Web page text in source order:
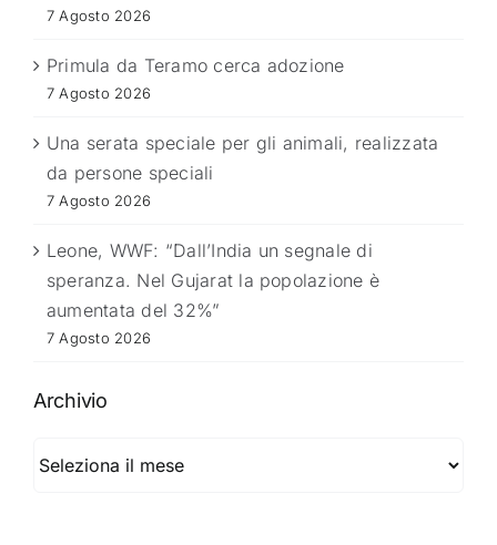
7 Agosto 2026
Primula da Teramo cerca adozione
7 Agosto 2026
Una serata speciale per gli animali, realizzata
da persone speciali
7 Agosto 2026
Leone, WWF: “Dall’India un segnale di
speranza. Nel Gujarat la popolazione è
aumentata del 32%”
7 Agosto 2026
Archivio